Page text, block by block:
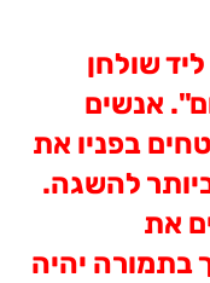
ליד שולחן
אנשים
בפניו את
להשגה.
את
בתמורה יהיה